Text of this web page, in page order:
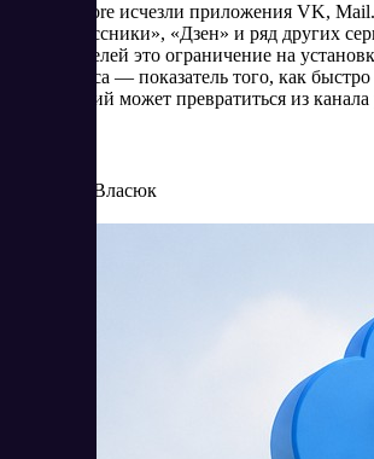
Из App Store исчезли приложения VK,
«Одноклассники», «Дзен» и ряд других
пользователей это ограничение на
Для бизнеса — показатель того, как
приложений может превратиться из канала
Елена Власюк